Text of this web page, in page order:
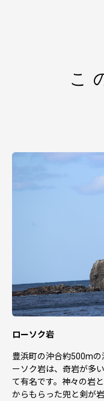
こ
ローソク岩
豊浜町の沖合約500m
ーソク岩は、奇岩が多
て有名です。神々の岩
からもらった兜と剣が